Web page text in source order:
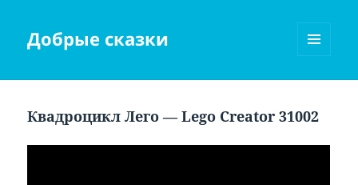
Добрые сказки
Квадроцикл Лего — Lego Creator 31002